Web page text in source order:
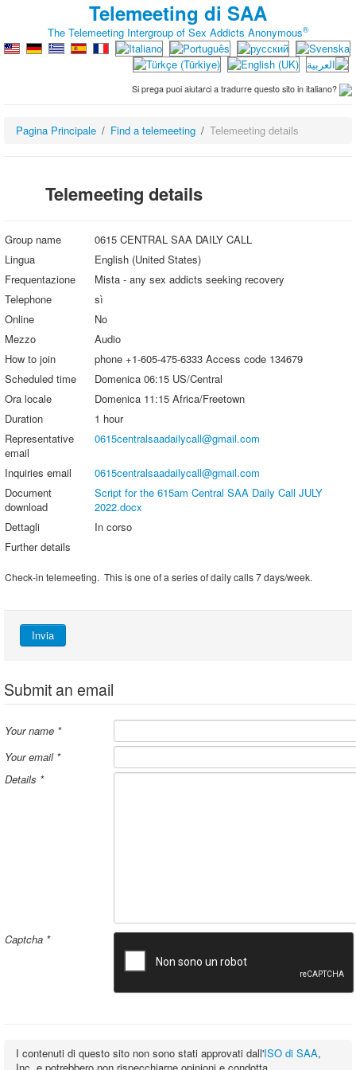
Telemeeting di SAA
The Telemeeting Intergroup of Sex Addicts Anonymous®
Si prega puoi aiutarci a tradurre questo sito in italiano?
Pagina Principale Find a telemeeting Telemeeting details
Telemeeting details
Group name
0615 CENTRAL SAA DAILY CALL
Lingua
English (United States)
Frequentazione
Mista - any sex addicts seeking recovery
Telephone
sì
Online
No
Mezzo
Audio
How to join
phone +1-605-475-6333 Access code 134679
Scheduled time
Domenica 06:15 US/Central
Ora locale
Domenica 11:15 Africa/Freetown
Duration
1 hour
Representative
email
0615centralsaadailycall@gmail.com
Inquiries email
0615centralsaadailycall@gmail.com
Document
download
Script for the 615am Central SAA Daily Call JULY
2022.docx
Dettagli
In corso
Further details
Check-in telemeeting. This is one of a series of daily calls 7 days/week.
Invia
Submit an email
Your name *
Your email*
Details *
Captcha *
I contenuti di questo sito non sono stati approvati dall'ISO di SAA,